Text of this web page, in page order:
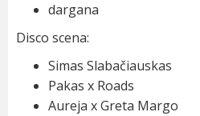
dargana
Disco scena:
Simas Slabačiauskas
Pakas x Roads
Aureja x Greta Margo